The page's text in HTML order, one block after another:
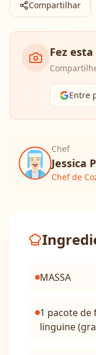
Compartilhar
Fez
Entre
Chef
Jessica
Chef de
MASSA
1 pacote
linguine